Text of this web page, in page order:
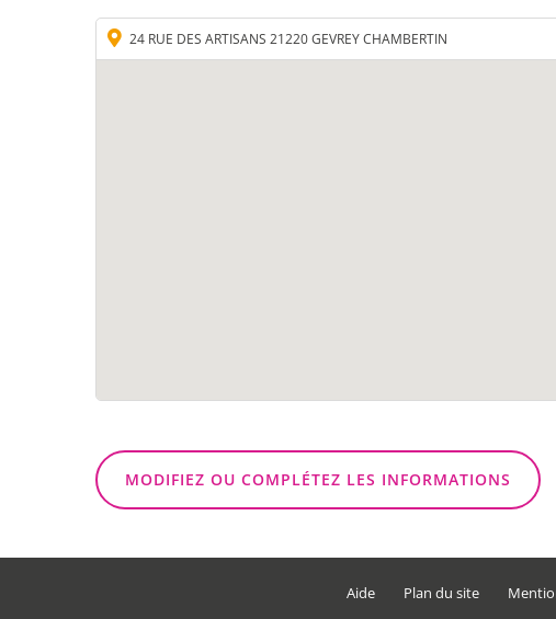
24 RUE DES ARTISANS 21220 GEVREY CHAMBERTIN
MODIFIEZ OU COMPLÉTEZ LES INFORMATIONS
Aide Plan du site